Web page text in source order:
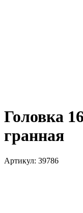
Головка
гранная
Артикул: 39786